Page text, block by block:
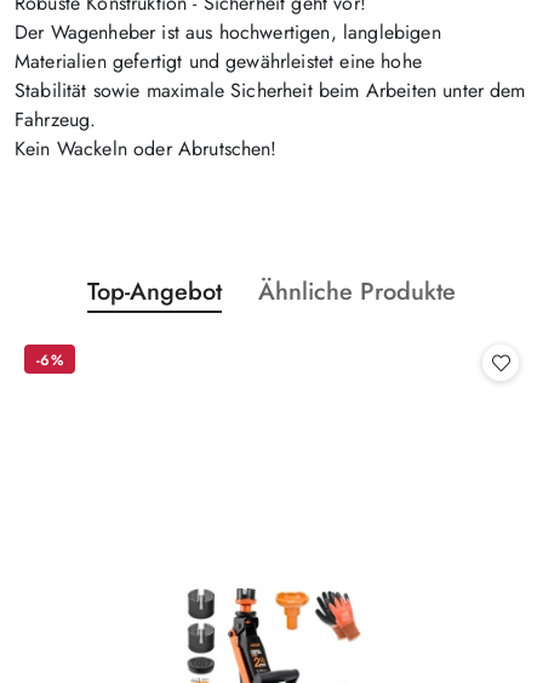
Der Wagenheber ist aus hochwertigen, langlebigen
Materialiengefertigt und gewährleistet eine hohe
Stabilität sowie maximale Sicherheitbeim Arbeiten unter dem
Fahrzeug.
Kein Wackeln oder Abrutschen!
Überspringen Sie das Karussell der Produkte
Statusprodukte:
Top-Angebot Statusprodukte:
Ähnliche Produkte
-6%